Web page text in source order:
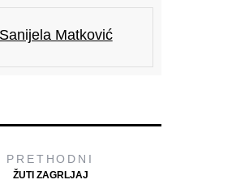
Sanijela Matković
PRETHODNI
ŽUTI ZAGRLJAJ